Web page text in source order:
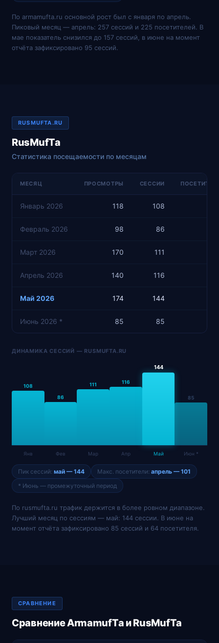
По armamufta.ru основной рост был с января по апрель.
Пиковый месяц — апрель: 257 сессий и 225 посетителей. В
мае показатель снизился до 157 сессий, в июне на момент
отчёта зафиксировано 95 сессий.
RUSMUFTA.RU
RusMufTa
Статистика посещаемости по месяцам
МЕСЯЦ ПРОСМОТРЫ СЕССИИ
Январь 2026 118 108
Февраль 2026 98 86
Март 2026 170 111
Апрель 2026 140 116
Май 2026 174 144
Июнь 2026 * 85 85
ДИНАМИКА СЕССИЙ — RUSMUFTA.RU
108
86
111 116
144
85
Янв Фев Мар Апр Май Июн *
Пик сессий: май — 144 Макс. посетители: апрель — 101
* Июнь — промежуточный период
По rusmufta.ru трафик держится в более ровном диапазоне.
Лучший месяц по сессиям — май: 144 сессии. В июне на
момент отчёта зафиксировано 85 сессий и 64 посетителя.
СРАВНЕНИЕ
Сравнение ArmamufTa и RusMufTa